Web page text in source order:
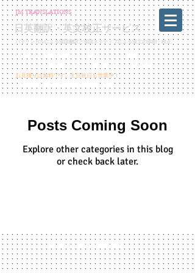
JM TRANSLATIONS
日英翻訳・英文校正サービス
バイリンガルによる英語翻訳と英語ネイティブによる英文の添削・校正
英文校正・英語論文校正・各種ビジネス文書校正
ネイティブチェック・プルーフリーディング・英語翻訳
​お見積りは無料です。土日祝日も営業中！
info@jmtranslationservice.com
Posts Coming Soon
Explore other categories in this blog
or check back later.
© 2026 by JM Translations.